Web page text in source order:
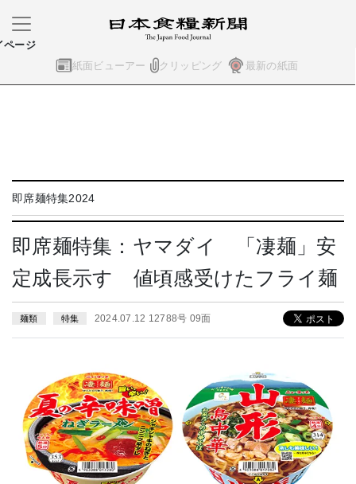
紙面ビューアー クリッピング 最新の紙面
ページ
即席麺特集2024
即席麺特集：ヤマダイ 「凄麺」安
定成長示す 値頃感受けたフライ麺
麺類 特集 2024.07.12 12788号 09面